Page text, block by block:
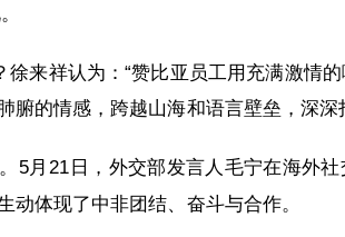
徐来祥认为：“赞比亚员工用充满激情
腑的情感，跨越山海和语言壁垒，深深
5月21日，外交部发言人毛宁在海外
动体现了中非团结、奋斗与合作。